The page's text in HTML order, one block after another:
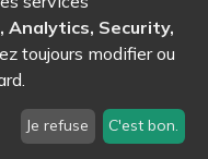
|Size :5,000
le jonglage contact
0410)
Analytics, Security,
toujours modifier ou
Je refuse C'est bon.